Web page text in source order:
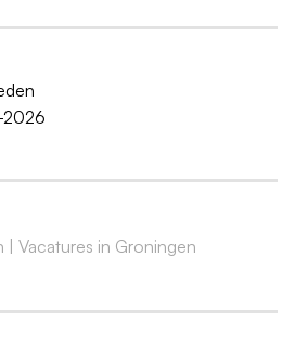
Wiskunde. Samen
van nu.
na te denken en te
Wiskunde leren is
Vacatures in Groningen